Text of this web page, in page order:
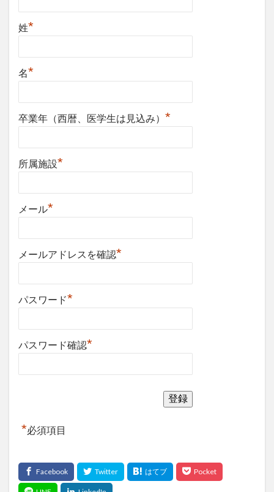
姓*
名*
卒業年（西暦、医学生は見込み） *
所属施設*
メール*
メールアドレスを確認*
パスワード*
パスワード確認*
*必須項目